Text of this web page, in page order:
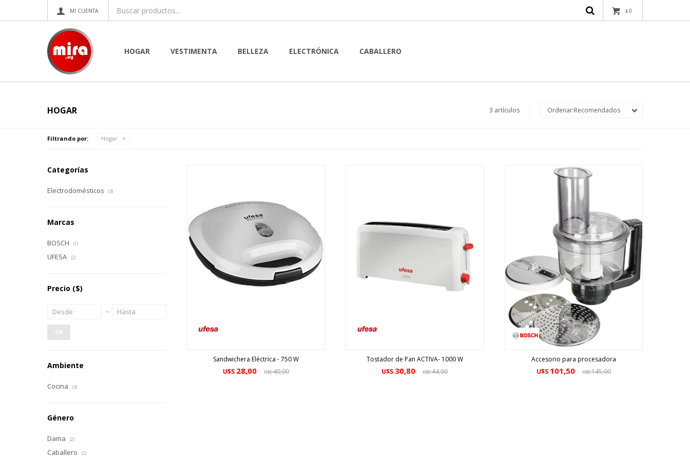
HOGAR VESTIMENTA BELLEZA ELECTRÓNICA CABALLERO
$0
HOGAR 3 artículos Recomendados
Filtrando por: Hogar
Sandwichera Eléctrica - 750 W
U$S 28,00 U$S40,00
Tostador de Pan ACTIVA- 1000 W
U$S 30,80 U$S44,00
Accesorio para procesadora
U$S 101,50 U$S145,00
Categorías
Electrodomésticos (3)
Marcas
BOSCH (1)
UFESA (2)
Precio ($)
OK
Ambiente
Cocina (3)
Género
Dama (2)
Caballero (2)